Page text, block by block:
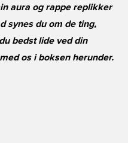
aura og rappe replikker
synes du om de ting,
bedst lide ved din
os i boksen herunder.